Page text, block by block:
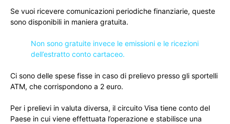
Se vuoi ricevere comunicazioni periodiche finanziarie, queste
sono disponibili in maniera gratuita.
Non sono gratuite invece le emissioni e le ricezioni
dell’estratto conto cartaceo.
Ci sono delle spese fisse in caso di prelievo presso gli sportelli
ATM, che corrispondono a 2 euro.
Per i prelievi in valuta diversa, il circuito Visa tiene conto del
Paese in cui viene effettuata l’operazione e stabilisce una